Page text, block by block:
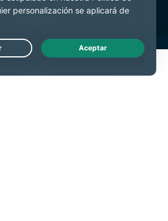
Live Chat